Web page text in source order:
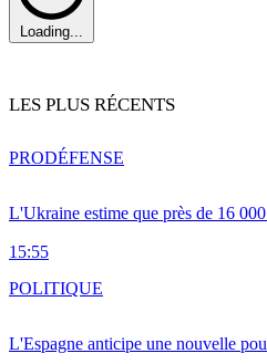
Loading...
LES PLUS RÉCENTS
L'Ukraine estime que près de 16
15:55
PRODÉFENSE
L'Espagne anticipe une nouvelle
POLITIQUE